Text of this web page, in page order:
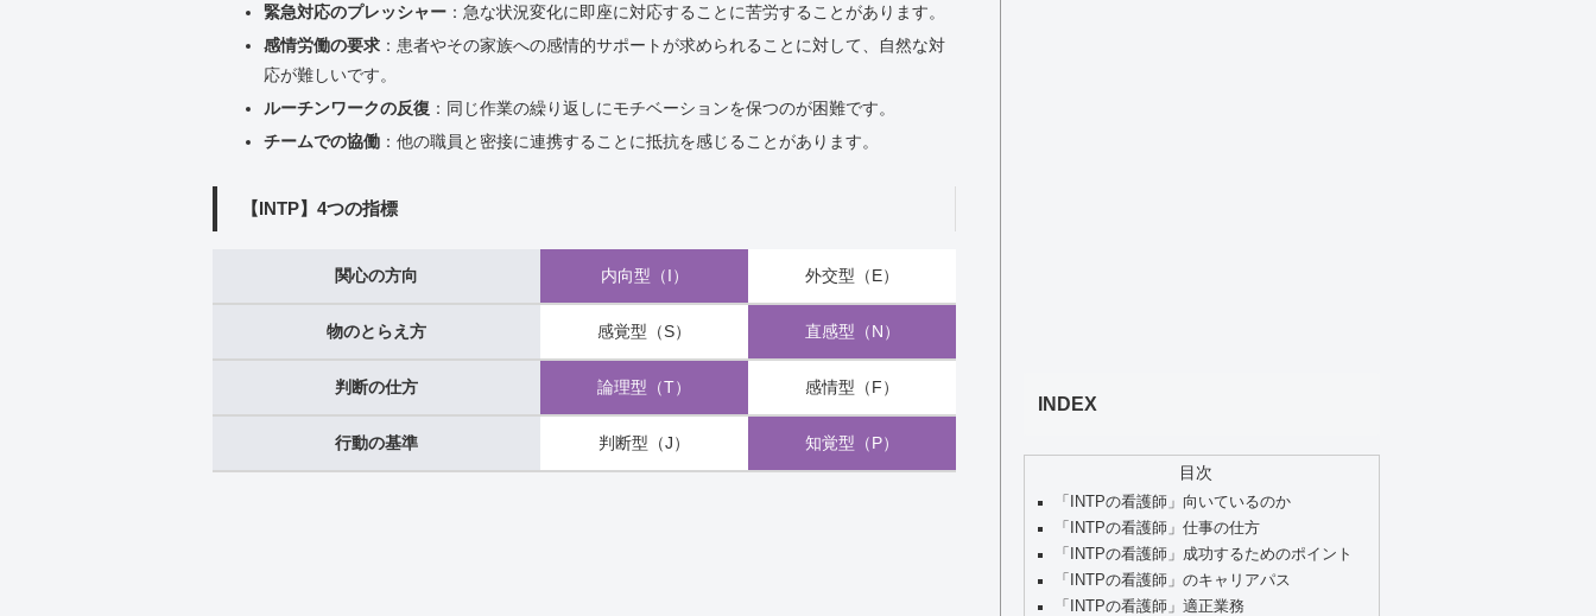
緊急対応のプレッシャー：急な状況変化に即座に対応することに苦労することがあります。
感情労働の要求：患者やその家族への感情的サポートが求められることに対して、自然な対
応が難しいです。
ルーチンワークの反復 ：同じ作業の繰り返しにモチベーションを保つのが困難です。
チームでの協働：他の職員と密接に連携することに抵抗を感じることがあります。
【INTP】4つの指標
関心の方向 内向型（I） 外交型（E）
物のとらえ方 感覚型（S） 直感型（N）
判断の仕方 論理型（T） 感情型（F）
行動の基準 判断型（J） 知覚型（P）
INDEX
目次
「INTPの看護師」向いているのか
「INTPの看護師」仕事の仕方
「INTPの看護師」成功するためのポイント
「INTPの看護師」のキャリアパス
「INTPの看護師」適正業務